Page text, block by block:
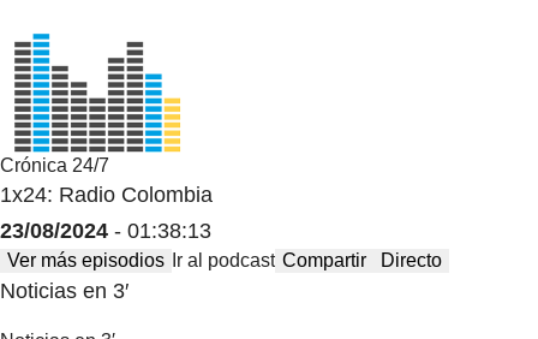
Crónica 24/7
1x24: Radio Colombia
23/08/2024 - 01:38:13
Ver más episodios Ir al podcast Compartir Directo
Noticias en 3′